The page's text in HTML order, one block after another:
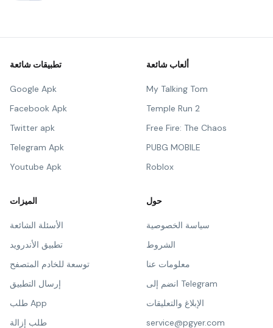
تطبيقات شائعة
Google Apk
Facebook Apk
Twitter apk
Telegram Apk
Youtube Apk
ألعاب شائعة
My Talking Tom
Temple Run 2
Free Fire: The Chaos
PUBG MOBILE
Roblox
الميزات
الأسئلة الشائعة
تطبيق الأندرويد
توسعة للخادم المتصفح
إرسال التطبيق
طلب App
طلب إزالة
حول
سياسة الخصوصية
الشروط
معلومات عنا
انضم إلى Telegram
الإبلاغ والتعليقات
service@pgyer.com